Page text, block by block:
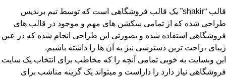
قالب “shakir” یک قالب فروشگاهی است که توسط تیم برندیس
طراحی شده که از تمامی سکشن های مهم و موجود در قالب های
فروشگاهی استفاده شده و بصورتی این طراحی انجام شده که در عین
زیبای ،راحت ترین دسترسی نیز به آن ها را داشته باشیم.
این وبسایت به خوبی تمامی آنچه را که مخاطب برای انتخاب یک سایت
فروشگاهی نیاز دارد را داراست و میتواند یک گزینه مناشب برای